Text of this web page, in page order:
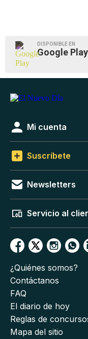
DISPONIBLE EN
Google Play
Mi cuenta
Suscríbete
Newsletters
Servicio al
¿Quiénes somos?
Contáctanos
FAQ
El diario de hoy
Reglas de
Mapa del sitio